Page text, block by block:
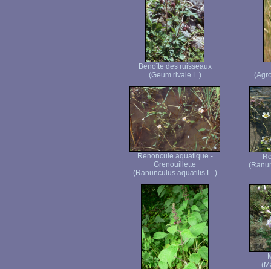
Benoîte des ruisseaux
(Geum rivale L.)
Renoncule aquatique -
Grenouillette
(Ranunculus aquatilis L. )